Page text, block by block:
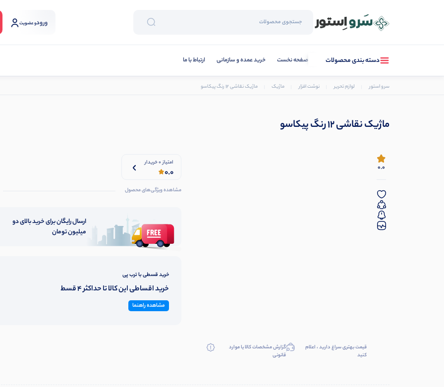
ورودو عضویت
دسته بندی محصولات صفحه نخست خرید عمده و سازمانی ارتباط با ما
سرو استور لوازم تحریر نوشت افزار ماژیک ماژیک نقاشی 12 رنگ پیکاسو
ماژیک نقاشی 12 رنگ پیکاسو
0.0
قیمت بهتری سراغ دارید ، اعلام
کنید
گزارش مشخصات کالا یا موارد
قانونی
امتیاز 0 خریدار
0.0
مشاهده ویژگی‌های محصول
ارسال رایگان برای خرید بالای دو
میلیون تومان
خرید قسطی با ترب پی
خرید اقساطی این کالا تا حداکثر 4 قسط
مشاهده راهنما